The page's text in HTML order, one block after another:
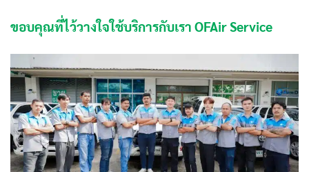
ขอบคุณที่ไว้วางใจใช้บริการกับเรา OFAir Service